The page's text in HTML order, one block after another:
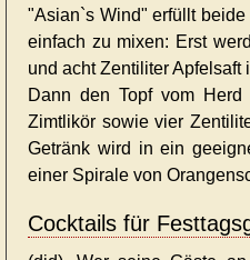
"Asian`s Wind" erfüllt
einfach zu mixen: Erst
und acht Zentiliter Apfelsaft
Dann den Topf vom
Zimtlikör sowie vier
Getränk wird in ein
einer Spirale von
Cocktails für